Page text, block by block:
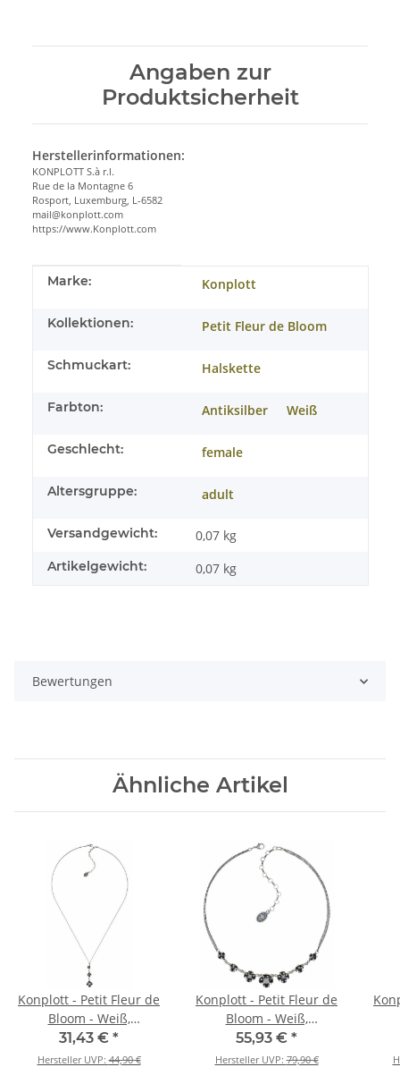
Angaben zur
Produktsicherheit
Herstellerinformationen:
KONPLOTT S.à r.l.
Rue de la Montagne 6
Rosport, Luxemburg, L-6582
mail@konplott.com
https://www.Konplott.com
Produkteigenschaft
Wert
Marke: Konplott
Kollektionen: Petit Fleur de Bloom
Schmuckart: Halskette
Farbton: Antiksilber Weiß
Geschlecht: female
Altersgruppe: adult
Versandgewicht: 0,07 kg
Artikelgewicht: 0,07 kg
Bewertungen
Ähnliche Artikel
Konplott - Petit Fleur de
Bloom - Weiß,
Antiksilber, Halskette mit
Anhänger, Lang
31,43 € *
Hersteller UVP:44,90 €
Konplott - Petit Fleur de
Bloom - Weiß,
Antiksilber, Halskette
55,93 € *
Hersteller UVP:79,90 €